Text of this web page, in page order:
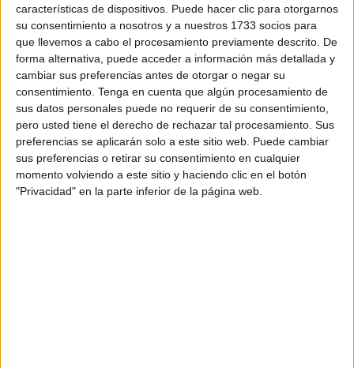
características de dispositivos. Puede hacer clic para otorgarnos
su consentimiento a nosotros y a nuestros 1733 socios para
que llevemos a cabo el procesamiento previamente descrito. De
forma alternativa, puede acceder a información más detallada y
cambiar sus preferencias antes de otorgar o negar su
consentimiento. Tenga en cuenta que algún procesamiento de
sus datos personales puede no requerir de su consentimiento,
pero usted tiene el derecho de rechazar tal procesamiento. Sus
preferencias se aplicarán solo a este sitio web. Puede cambiar
sus preferencias o retirar su consentimiento en cualquier
momento volviendo a este sitio y haciendo clic en el botón
"Privacidad" en la parte inferior de la página web.
Ceuta, la ciudad española donde más se
invierte en justicia gratuita por habitante
POR ISABEL JIMÉNEZ 21/06/2026 1
La particular chatarrería del Servicio Marítimo
de la Guardia Civil
POR CARMEN ECHARRI 21/06/2026 0
CCOO-Justicia afea la “nefasta” gestión de la
Gerencia: un verano de asfixia en los
juzgados